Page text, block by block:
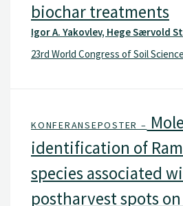
biochar treatments
Igor A. Yakovlev, Hege Særvold
23rd World Congress of Soil
KONFERANSEPOSTER –
identification of
species associated
postharvest spots